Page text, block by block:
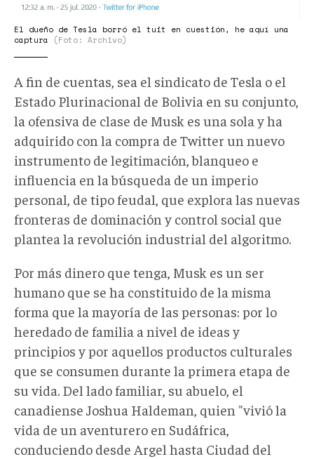
El dueño de Tesla borró el tuit en cuestión, he aquí una
captura
(Foto: Archivo)
A fin de cuentas, sea el sindicato de Tesla o el
Estado Plurinacional de Bolivia en su conjunto,
la ofensiva de clase de Musk es una sola y ha
adquirido con la compra de Twitter un nuevo
instrumento de legitimación, blanqueo e
influencia en la búsqueda de un imperio
personal, de tipo feudal, que explora las nuevas
fronteras de dominación y control social que
plantea la revolución industrial del algoritmo.
Por más dinero que tenga, Musk es un ser
humano que se ha constituido de la misma
forma que la mayoría de las personas: por lo
heredado de familia a nivel de ideas y
principios y por aquellos productos culturales
que se consumen durante la primera etapa de
su vida. Del lado familiar, su abuelo, el
canadiense Joshua Haldeman, quien "vivió la
vida de un aventurero en Sudáfrica,
conduciendo desde Argel hasta Ciudad del